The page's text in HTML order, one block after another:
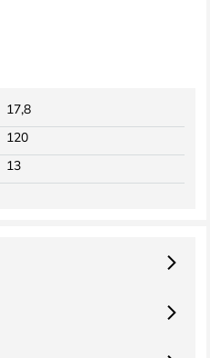
120
17,8
13